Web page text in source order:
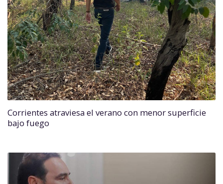
Corrientes atraviesa el verano con menor superficie
bajo fuego